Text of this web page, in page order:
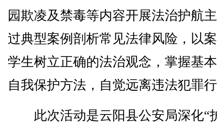
园欺凌及禁毒等内容开展法治护航
过典型案例剖析常见法律风险，以
学生树立正确的法治观念，掌握基
自我保护方法，自觉远离违法犯罪
此次活动是云阳县公安局深化“